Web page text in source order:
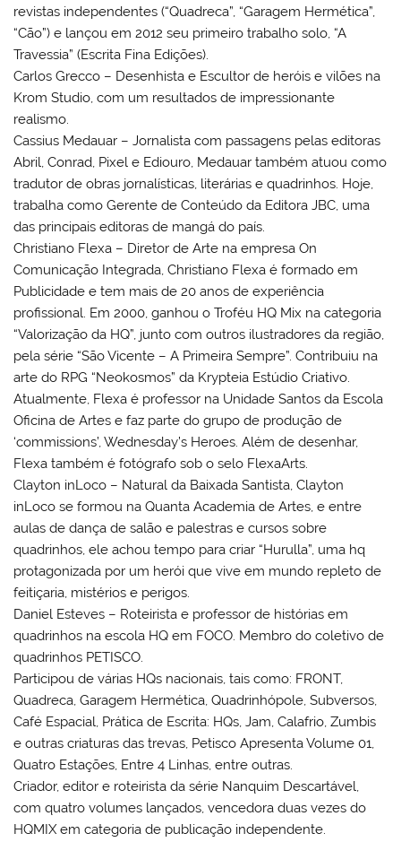
revistas independentes (“Quadreca”, “Garagem Hermética”,
“Cão”) e lançou em 2012 seu primeiro trabalho solo, “A
Travessia” (Escrita Fina Edições).
Carlos Grecco – Desenhista e Escultor de heróis e vilões na
Krom Studio, com um resultados de impressionante
realismo.
Cassius Medauar – Jornalista com passagens pelas editoras
Abril, Conrad, Pixel e Ediouro, Medauar também atuou como
tradutor de obras jornalísticas, literárias e quadrinhos. Hoje,
trabalha como Gerente de Conteúdo da Editora JBC, uma
das principais editoras de mangá do país.
Christiano Flexa – Diretor de Arte na empresa On
Comunicação Integrada, Christiano Flexa é formado em
Publicidade e tem mais de 20 anos de experiência
profissional. Em 2000, ganhou o Troféu HQ Mix na categoria
“Valorização da HQ”, junto com outros ilustradores da região,
pela série “São Vicente – A Primeira Sempre”. Contribuiu na
arte do RPG “Neokosmos” da Krypteia Estúdio Criativo.
Atualmente, Flexa é professor na Unidade Santos da Escola
Oficina de Artes e faz parte do grupo de produção de
‘commissions’, Wednesday’s Heroes. Além de desenhar,
Flexa também é fotógrafo sob o selo FlexaArts.
Clayton inLoco – Natural da Baixada Santista, Clayton
inLoco se formou na Quanta Academia de Artes, e entre
aulas de dança de salão e palestras e cursos sobre
quadrinhos, ele achou tempo para criar “Hurulla”, uma hq
protagonizada por um herói que vive em mundo repleto de
feitiçaria, mistérios e perigos.
Daniel Esteves – Roteirista e professor de histórias em
quadrinhos na escola HQ em FOCO. Membro do coletivo de
quadrinhos PETISCO.
Participou de várias HQs nacionais, tais como: FRONT,
Quadreca, Garagem Hermética, Quadrinhópole, Subversos,
Café Espacial, Prática de Escrita: HQs, Jam, Calafrio, Zumbis
e outras criaturas das trevas, Petisco Apresenta Volume 01,
Quatro Estações, Entre 4 Linhas, entre outras.
Criador, editor e roteirista da série Nanquim Descartável,
com quatro volumes lançados, vencedora duas vezes do
HQMIX em categoria de publicação independente.